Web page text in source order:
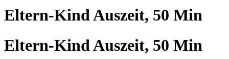
Eltern-Kind Auszeit, 50 Min
Eltern-Kind Auszeit, 50 Min